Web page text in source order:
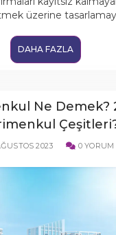
üzerine
DAHA FAZLA
Ne Demek?
2023 0 YORUM